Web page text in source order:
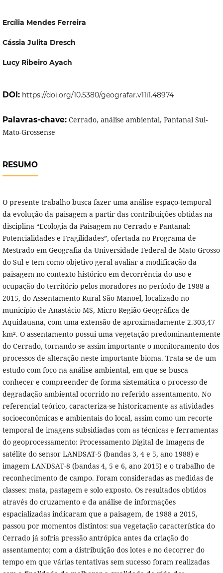
Ercília Mendes Ferreira
Cássia Julita Dresch
Lucy Ribeiro Ayach
DOI: https://doi.org/10.5380/geografar.v11i1.48974
Palavras-chave: Cerrado, análise ambiental, Pantanal Sul-
Mato-Grossense
RESUMO
O presente trabalho busca fazer uma análise espaço-temporal
da evolução da paisagem a partir das contribuições obtidas na
disciplina “Ecologia da Paisagem no Cerrado e Pantanal:
Potencialidades e Fragilidades”, ofertada no Programa de
Mestrado em Geografia da Universidade Federal de Mato Grosso
do Sul e tem como objetivo geral avaliar a modificação da
paisagem no contexto histórico em decorrência do uso e
ocupação do território pelos moradores no período de 1988 a
2015, do Assentamento Rural São Manoel, localizado no
município de Anastácio-MS, Micro Região Geográfica de
Aquidauana, com uma extensão de aproximadamente 2.303,47
km². O assentamento possui uma vegetação predominantemente
do Cerrado, tornando-se assim importante o monitoramento dos
processos de alteração neste importante bioma. Trata-se de um
estudo com foco na análise ambiental, em que se busca
conhecer e compreender de forma sistemática o processo de
degradação ambiental ocorrido no referido assentamento. No
referencial teórico, caracteriza-se historicamente as atividades
socioeconômicas e ambientais do local, assim como um recorte
temporal de imagens subsidiadas com as técnicas e ferramentas
do geoprocessamento: Processamento Digital de Imagens de
satélite do sensor LANDSAT-5 (bandas 3, 4 e 5, ano 1988) e
imagem LANDSAT-8 (bandas 4, 5 e 6, ano 2015) e o trabalho de
reconhecimento de campo. Foram consideradas as medidas de
classes: mata, pastagem e solo exposto. Os resultados obtidos
através do cruzamento e da análise de informações
espacializadas indicaram que a paisagem, de 1988 a 2015,
passou por momentos distintos: sua vegetação característica do
Cerrado já sofria pressão antrópica antes da criação do
assentamento; com a distribuição dos lotes e no decorrer do
tempo em que várias tentativas sem sucesso foram realizadas